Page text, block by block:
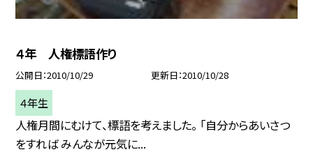
４年 人権標語作り
公開日 2010/10/29 更新日 2010/10/28
４年生
人権月間にむけて、標語を考えました。 「自分からあいさつ
をすれば みんなが元気に...